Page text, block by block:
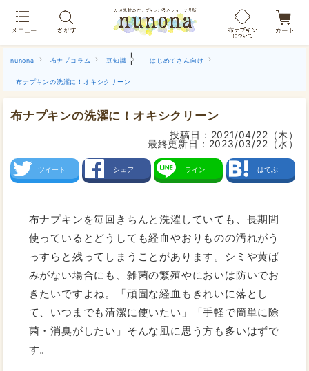
nunona 布ナプコラム 豆知識 | はじめてさん向け
布ナプキンの洗濯に！オキシクリーン
布ナプキンの洗濯に！オキシクリーン
投稿日： 2021/04/22（木）
最終更新日： 2023/03/22（水）
ツイート シェア ライン はてぶ
布ナプキンを毎回きちんと洗濯していても、長期間
使っているとどうしても経血やおりものの汚れがう
っすらと残ってしまうことがあります。シミや黄ば
みがない場合にも、雑菌の繁殖やにおいは防いでお
きたいですよね。「頑固な経血もきれいに落とし
て、いつまでも清潔に使いたい」「手軽で簡単に除
菌・消臭がしたい」そんな風に思う方も多いはずで
す。